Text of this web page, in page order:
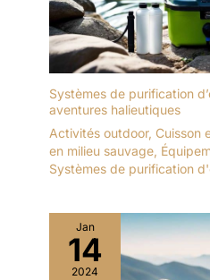
Systèmes de purification
aventures halieutiques
Activités outdoor, Cuisson
en milieu sauvage,
Systèmes de purification
Jan
14
2024